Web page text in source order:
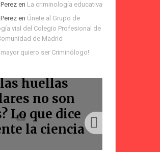
en La criminología educativa
en Únete al Grupo de
vial del Colegio Profesional de
de Madrid
mayor quiero ser Criminólogo!
Homicidios
viales
Amigas:
en la Feria
de Madrid:
de «La
huellas
no son
Lo que dice
la ciencia